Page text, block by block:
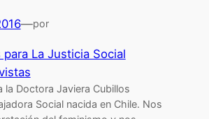
—por
para La Justicia Social
la Doctora Javiera Cubillos
Social nacida en Chile. Nos